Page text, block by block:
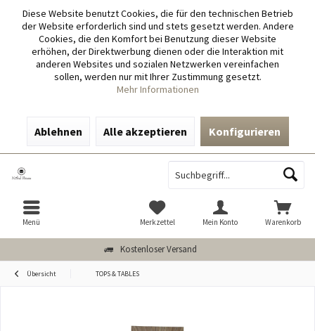
Diese Website benutzt Cookies, die für den technischen Betrieb
der Website erforderlich sind und stets gesetzt werden. Andere
Cookies, die den Komfort bei Benutzung dieser Website
erhöhen, der Direktwerbung dienen oder die Interaktion mit
anderen Websites und sozialen Netzwerken vereinfachen
sollen, werden nur mit Ihrer Zustimmung gesetzt.
Mehr Informationen
Ablehnen Alle akzeptieren Konfigurieren
Kostenloser Versand
Menü Warenkorb
Merkzettel Mein Konto
Übersicht TOPS & TABLES